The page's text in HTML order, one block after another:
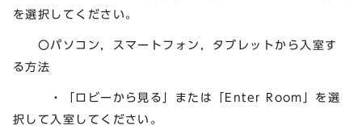
を選択してください。
〇パソコン，スマートフォン，タブレットから入室す
る方法
・「ロビーから見る」または「Enter Room」を選
択して入室してください。